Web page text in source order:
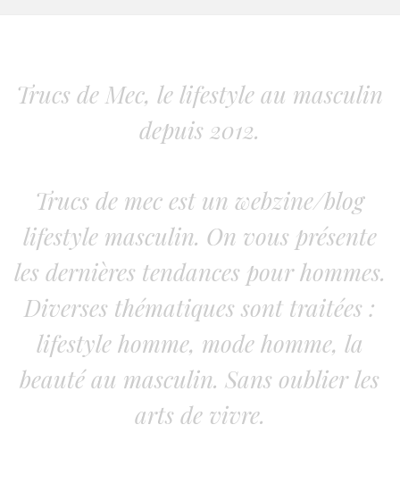
Trucs de Mec, le lifestyle au masculin
depuis 2012.
Trucs de mec est un webzine/blog
lifestyle masculin. On vous présente
les dernières tendances pour hommes.
Diverses thématiques sont traitées :
lifestyle homme, mode homme, la
beauté au masculin. Sans oublier les
arts de vivre.